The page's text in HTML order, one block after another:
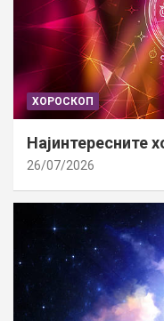
ХОРОСКОП
Најинтересните
26/07/2026